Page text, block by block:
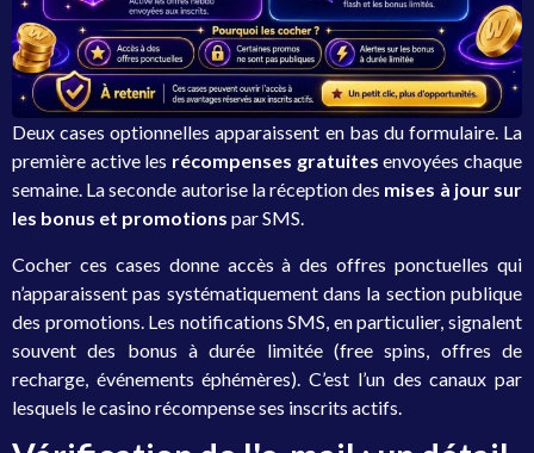
Deux cases optionnelles apparaissent en bas du formulaire. La
première active les récompenses gratuites envoyées chaque
semaine. La seconde autorise la réception des mises à jour sur
les bonus et promotions par SMS.
Cocher ces cases donne accès à des offres ponctuelles qui
n’apparaissent pas systématiquement dans la section publique
des promotions. Les notifications SMS, en particulier, signalent
souvent des bonus à durée limitée (free spins, offres de
recharge, événements éphémères). C’est l’un des canaux par
lesquels le casino récompense ses inscrits actifs.